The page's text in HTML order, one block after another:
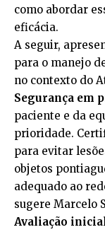
como abordar
eficácia.
A seguir,
para o manejo
no contexto do
Segurança em
paciente e da
prioridade.
para evitar
objetos
adequado ao
sugere Marcelo
Avaliação